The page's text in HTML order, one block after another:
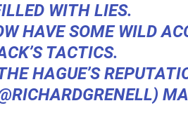
WITH LIES.
HAVE SOME WILD
TACTICS.
HAGUE’S